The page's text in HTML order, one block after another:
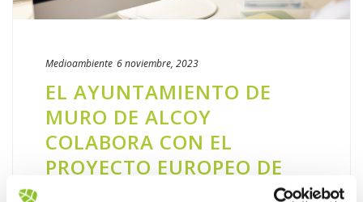
Medioambiente 6 noviembre, 2023
EL AYUNTAMIENTO DE
MURO DE ALCOY
COLABORA CON EL
PROYECTO EUROPEO DE